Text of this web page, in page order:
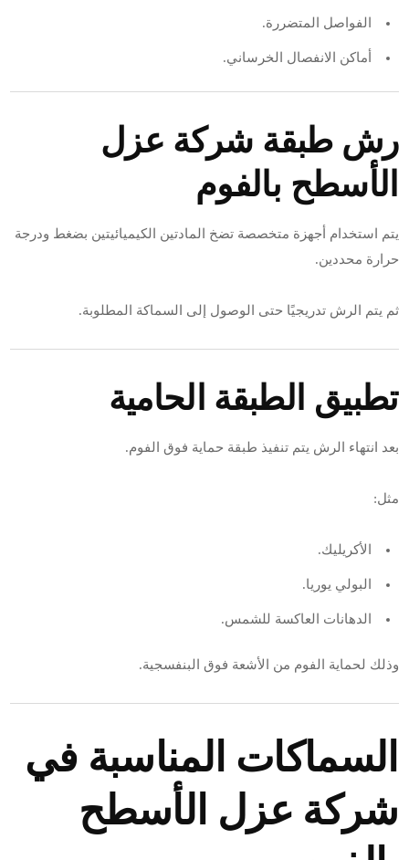
الفواصل المتضررة.
أماكن الانفصال الخرساني.
رش طبقة شركة عزل
الأسطح بالفوم
يتم استخدام أجهزة متخصصة تضخ المادتين الكيميائيتين بضغط ودرجة
حرارة محددين.
ثم يتم الرش تدريجيًا حتى الوصول إلى السماكة المطلوبة.
تطبيق الطبقة الحامية
بعد انتهاء الرش يتم تنفيذ طبقة حماية فوق الفوم.
مثل:
الأكريليك.
البولي يوريا.
الدهانات العاكسة للشمس.
وذلك لحماية الفوم من الأشعة فوق البنفسجية.
السماكات المناسبة في
شركة عزل الأسطح